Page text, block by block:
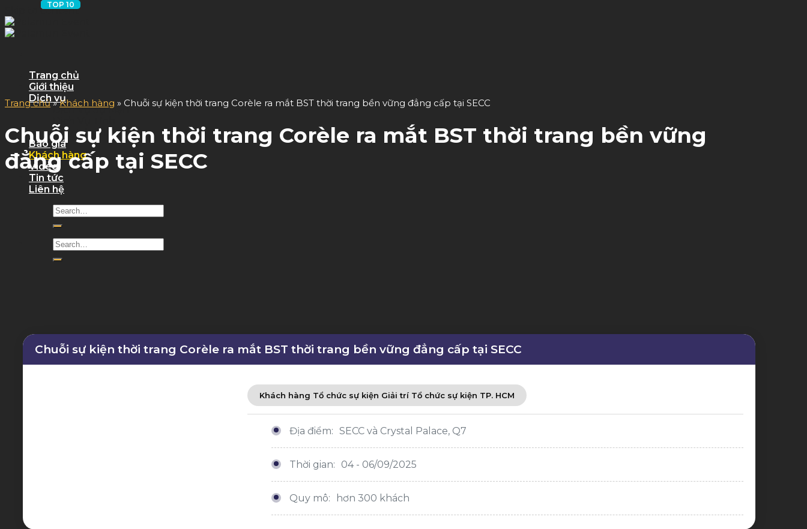
Skip to content
Trang chủ
Giới thiệu
Dịch vụ
Dịch Vụ Sự Kiện
Quy trình làm việc
Báo giá
Khách hàng
Video
Tin tức
Liên hệ
Trang chủ»Khách hàng » Chuỗi sự kiện thời trang Corèle ra mắt BST thời trang bền vững đẳng cấp tại SECC
Chuỗi sự kiện thời trang Corèle ra mắt BST thời trang bền vững
đẳng cấp tại SECC
Chuỗi sự kiện thời trang Corèle ra mắt BST thời trang bền vững đẳng cấp tại SECC
Khách hàng Tổ chức sự kiện Giải trí Tổ chức sự kiện TP. HCM
Địa điểm: SECC và Crystal Palace, Q7
Thời gian: 04 - 06/09/2025
Quy mô: hơn 300 khách